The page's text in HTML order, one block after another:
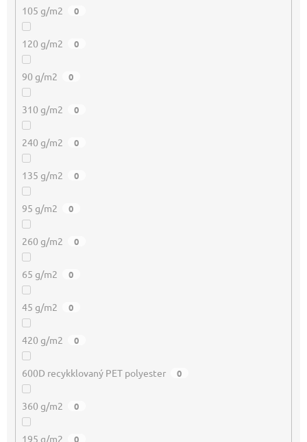
105 g/m2 0
120 g/m2 0
90 g/m2 0
310 g/m2 0
240 g/m2 0
135 g/m2 0
95 g/m2 0
260 g/m2 0
65 g/m2 0
45 g/m2 0
420 g/m2 0
600D recykklovaný PET polyester 0
360 g/m2 0
195 g/m2 0